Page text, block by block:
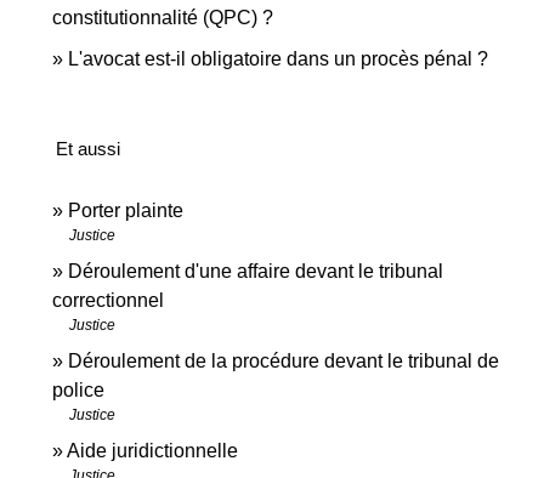
constitutionnalité (QPC) ?
L'avocat est-il obligatoire dans un procès pénal ?
Et aussi
Porter plainte
Justice
Déroulement d'une affaire devant le tribunal
correctionnel
Justice
Déroulement de la procédure devant le tribunal de
police
Justice
Aide juridictionnelle